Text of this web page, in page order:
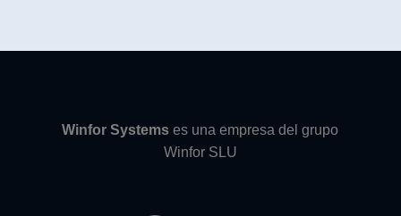
Winfor Systems es una empresa del grupo
Winfor SLU